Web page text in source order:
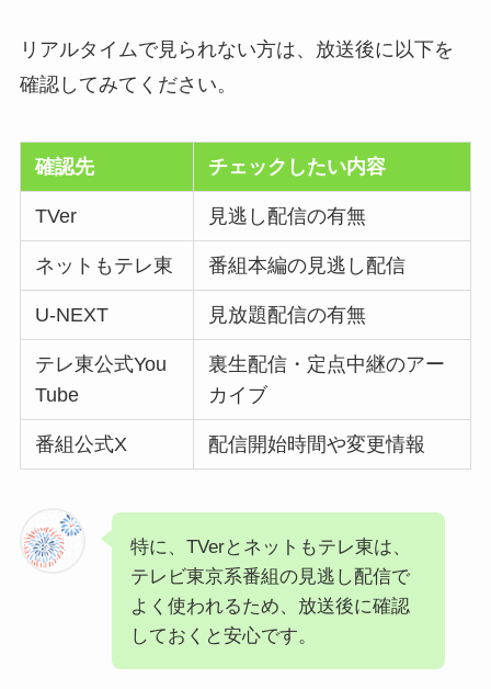
リアルタイムで見られない方は、放送後に以下を
確認してみてください。
確認先 チェックしたい内容
TVer 見逃し配信の有無
ネットもテレ東 番組本編の見逃し配信
U-NEXT 見放題配信の有無
テレ東公式You
Tube
裏生配信・定点中継のアー
カイブ
番組公式X 配信開始時間や変更情報
特に、TVerとネットもテレ東は、
テレビ東京系番組の見逃し配信で
よく使われるため、放送後に確認
しておくと安心です。